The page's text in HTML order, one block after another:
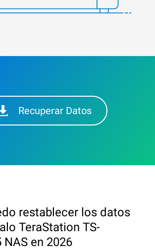
Recuperar Datos
restablecer los datos
TeraStation TS-
NAS en 2026